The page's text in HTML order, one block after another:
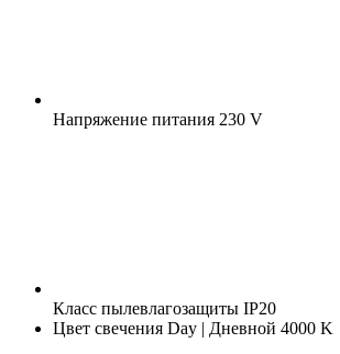
Напряжение питания 230 V
Класс пылевлагозащиты IP20
Цвет свечения Day | Дневной 4000 K